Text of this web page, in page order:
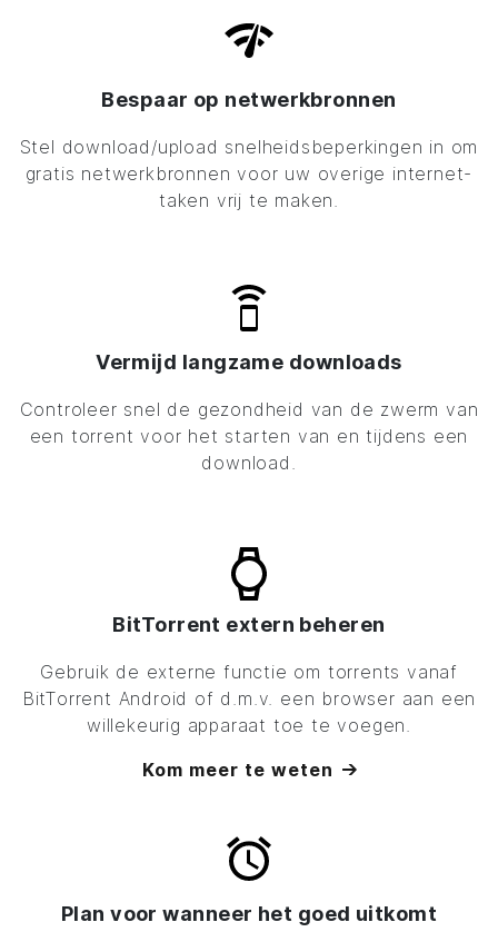
Bespaar op netwerkbronnen
Stel download/upload snelheidsbeperkingen in om
gratis netwerkbronnen voor uw overige internet-
taken vrij te maken.
Vermijd langzame downloads
Controleer snel de gezondheid van de zwerm van
een torrent voor het starten van en tijdens een
download.
BitTorrent extern beheren
Gebruik de externe functie om torrents vanaf
BitTorrent Android of d.m.v. een browser aan een
willekeurig apparaat toe te voegen.
Kom meer te weten
Plan voor wanneer het goed uitkomt